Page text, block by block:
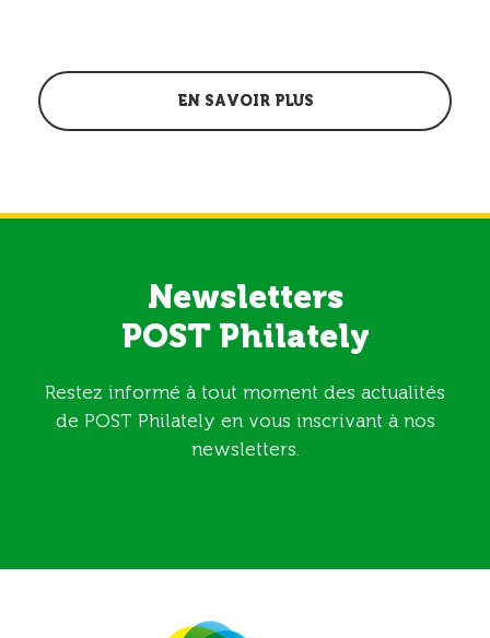
EN SAVOIR PLUS
Newsletters
POST Philately
Restez informé à tout moment des actualités
de POST Philately en vous inscrivant à nos
newsletters.